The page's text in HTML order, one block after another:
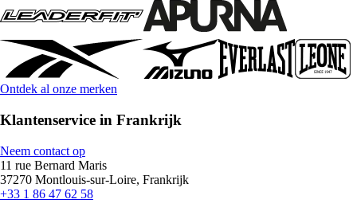
Ontdek al onze merken
Klantenservice in Frankrijk
Neem contact op
11 rue Bernard Maris
37270 Montlouis-sur-Loire, Frankrijk
+33 1 86 47 62 58